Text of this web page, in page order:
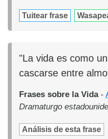
Tuitear frase
"La vida es como
cascarse entre
Frases sobre la Vida-
Dramaturgo
Análisis de esta frase